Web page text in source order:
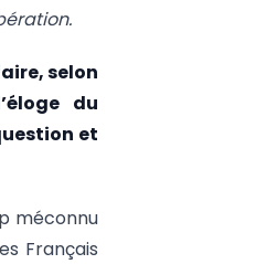
selon
du
et
méconnu
Français